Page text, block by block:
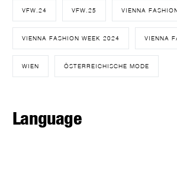
VFW.24 VFW.25 VIENNA
VIENNA FASHION WEEK 2024 VIENNA
WIEN ÖSTERREICHISCHE MODE
Language